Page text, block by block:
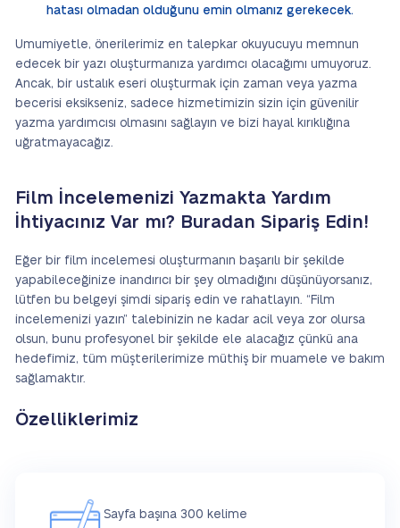
hatası olmadan olduğunu emin olmanız gerekecek.
Umumiyetle, önerilerimiz en talepkar okuyucuyu memnun
edecek bir yazı oluşturmanıza yardımcı olacağımı umuyoruz.
Ancak, bir ustalık eseri oluşturmak için zaman veya yazma
becerisi eksikseniz, sadece hizmetimizin sizin için güvenilir
yazma yardımcısı olmasını sağlayın ve bizi hayal kırıklığına
uğratmayacağız.
Film İncelemenizi Yazmakta Yardım
İhtiyacınız Var mı? Buradan Sipariş Edin!
Eğer bir film incelemesi oluşturmanın başarılı bir şekilde
yapabileceğinize inandırıcı bir şey olmadığını düşünüyorsanız,
lütfen bu belgeyi şimdi sipariş edin ve rahatlayın. “Film
incelemenizi yazın” talebinizin ne kadar acil veya zor olursa
olsun, bunu profesyonel bir şekilde ele alacağız çünkü ana
hedefimiz, tüm müşterilerimize müthiş bir muamele ve bakım
sağlamaktır.
Özelliklerimiz
Sayfa başına 300 kelime